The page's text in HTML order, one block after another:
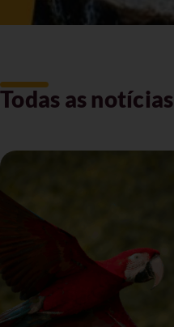
Todas as notícias